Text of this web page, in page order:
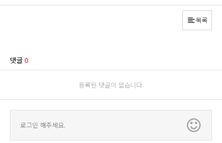
목록
댓글 0
등록된 댓글이 없습니다.
로그인 해주세요.